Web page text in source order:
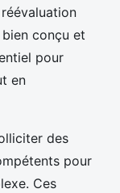
conçu et
pour
en
des
pour
Ces